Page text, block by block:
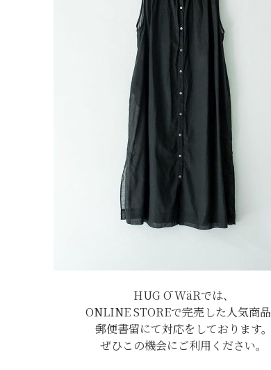
HUG Ō WäRでは、
ONLINE STOREで完売した人気商
郵便書留にて対応をしております。
ぜひこの機会にご利用ください。